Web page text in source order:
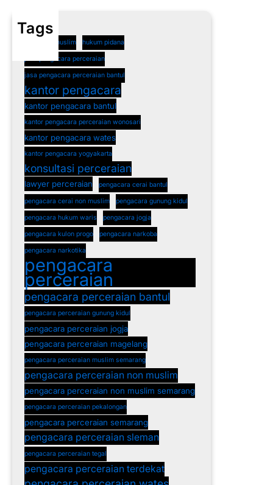
Tags
cerai non muslim hukum pidana
jasa pengacara perceraian
jasa pengacara perceraian bantul
kantor pengacara
kantor pengacara bantul
kantor pengacara perceraian wonosari
kantor pengacara wates
kantor pengacara yogyakarta
konsultasi perceraian
lawyer perceraian pengacara cerai bantul
pengacara cerai non muslim pengacara gunung kidul
pengacara hukum waris pengacara jogja
pengacara kulon progo pengacara narkoba
pengacara narkotika
pengacara
perceraian
pengacara perceraian bantul
pengacara perceraian gunung kidul
pengacara perceraian jogja
pengacara perceraian magelang
pengacara perceraian muslim semarang
pengacara perceraian non muslim
pengacara perceraian non muslim semarang
pengacara perceraian pekalongan
pengacara perceraian semarang
pengacara perceraian sleman
pengacara perceraian tegal
pengacara perceraian terdekat